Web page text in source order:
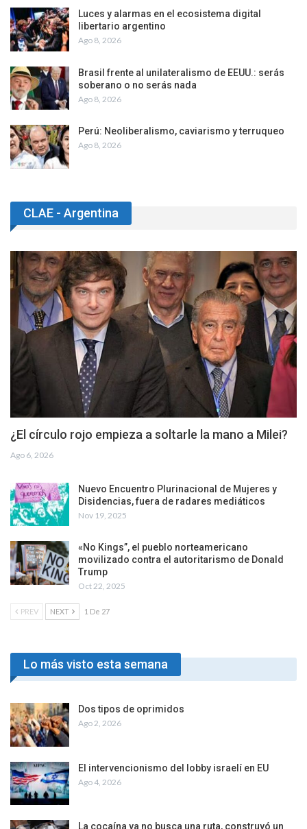
Luces y alarmas en el ecosistema digital
libertario argentino
Ago 8, 2026
Brasil frente al unilateralismo de EEUU.: serás
soberano o no serás nada
Ago 8, 2026
Perú: Neoliberalismo, caviarismo y terruqueo
Ago 8, 2026
CLAE - Argentina
¿El círculo rojo empieza a soltarle la mano a Milei?
Ago 6, 2026
Nuevo Encuentro Plurinacional de Mujeres y
Disidencias, fuera de radares mediáticos
Nov 19, 2025
«No Kings”, el pueblo norteamericano
movilizado contra el autoritarismo de Donald
Trump
Oct 22, 2025
PREV NEXT 1 De 27
Lo más visto esta semana
Dos tipos de oprimidos
Ago 2, 2026
El intervencionismo del lobby israelí en EU
Ago 4, 2026
La cocaína ya no busca una ruta, construyó un